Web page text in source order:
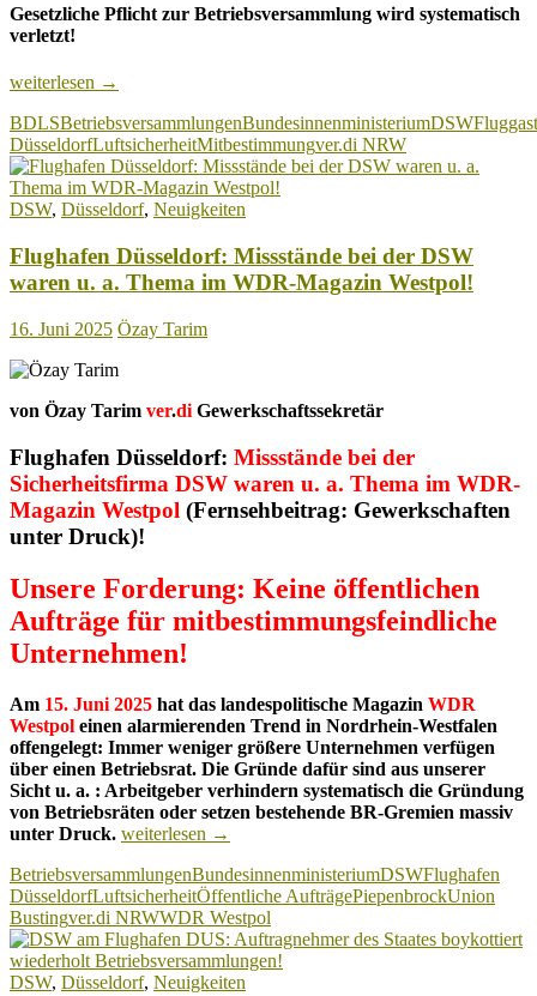
Gesetzliche Pflicht zur Betriebsversammlung wird systematisch
verletzt!
Flughafen
DSW-
Führung
hat
Angst
vor
Belegschaft
und
drückt
sich
vor
Betriebsversammlungen!
weiterlesen →
BDLSBetriebsversammlungenBundesinnenministeriumDSW
DüsseldorfLuftsicherheitMitbestimmungver.di NRW
DSW, Düsseldorf, Neuigkeiten
Flughafen Düsseldorf: Missstände bei der DSW
waren u. a. Thema im WDR-Magazin Westpol!
16. Juni 2025 Özay Tarim
von Özay Tarim ver.di Gewerkschaftssekretär
Flughafen Düsseldorf: Missstände bei der
Sicherheitsfirma DSW waren u. a. Thema im WDR-
Magazin Westpol (Fernsehbeitrag: Gewerkschaften
unter Druck)!
Unsere Forderung: Keine öffentlichen
Aufträge für mitbestimmungsfeindliche
Unternehmen!
Am 15. Juni 2025 hat das landespolitische Magazin WDR
Westpol einen alarmierenden Trend in Nordrhein-Westfalen
offengelegt: Immer weniger größere Unternehmen verfügen
über einen Betriebsrat. Die Gründe dafür sind aus unserer
Sicht u. a. : Arbeitgeber verhindern systematisch die Gründung
von Betriebsräten oder setzen bestehende BR-Gremien massiv
unter Druck. Flughafen
Missstände
bei
der
DSW
waren
u.
weiterlesen →
BetriebsversammlungenBundesinnenministeriumDSWFlughafen
DüsseldorfLuftsicherheitÖffentliche AufträgePiepenbrockUnion
Bustingver.di NRWWDR Westpol
DSW, Düsseldorf, Neuigkeiten